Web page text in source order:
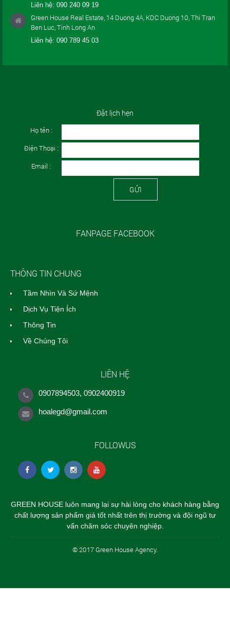
Liên hệ: 090 240 09 19
Green House Real Estate, 14 Duong 4A, KDC Duong 10, Thi Tran
Ben Luc, Tinh Long An
Liên hệ: 090 789 45 03
Đặt lịch hẹn
Họ tên :
Điện Thoại :
Email :
GỬI
FANPAGE FACEBOOK
THÔNG TIN CHUNG
Tầm Nhìn Và Sứ Mệnh
Dịch Vụ Tiện Ích
Thông Tin
Về Chúng Tôi
LIÊN HỆ
0907894503, 0902400919
hoalegd@gmail.com
FOLLOWUS
GREEN HOUSE luôn mang lại sự hài lòng cho khách hàng bằng
chất lượng sản phẩm giá tốt nhất trên thị trường và đội ngũ tư
vấn chăm sóc chuyên nghiệp.
© 2017 Green House Agency.